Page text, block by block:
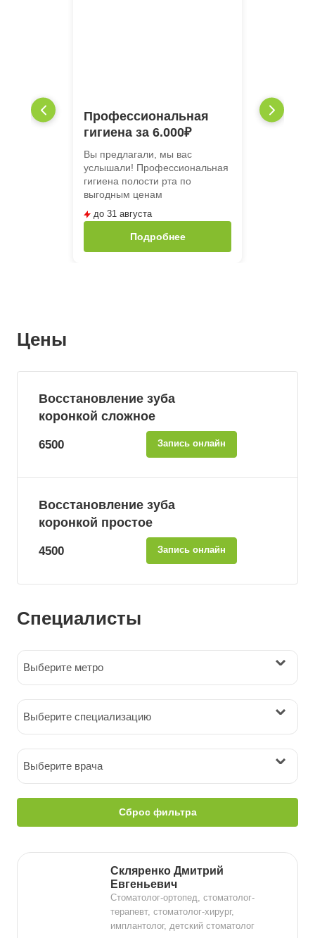
Профессиональная
гигиена за 6.000₽
Вы предлагали, мы вас
услышали! Профессиональная
гигиена полости рта по
выгодным ценам
до 31 августа
Подробнее
Цены
Восстановление зуба
коронкой сложное
6500 Запись онлайн
Восстановление зуба
коронкой простое
4500 Запись онлайн
Специалисты
Выберите метро
Выберите специализацию
Выберите врача
Сброс фильтра
Скляренко Дмитрий
Евгеньевич
Стоматолог-ортопед, стоматолог-
терапевт, стоматолог-хирург,
имплантолог, детский стоматолог